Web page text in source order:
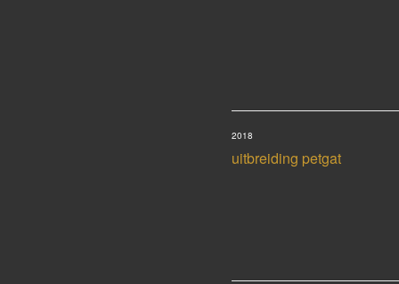
uitbreiding petgat
2018